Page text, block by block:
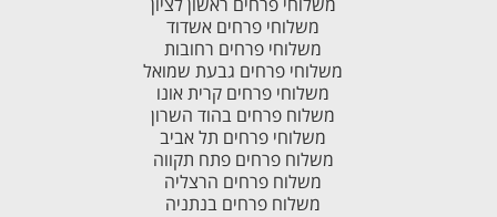
משלוחי פרחים אשדוד
משלוחי פרחים רחובות
משלוחי פרחים גבעת שמואל
משלוחי פרחים קרית אונו
משלוח פרחים בהוד השרון
משלוחי פרחים תל אביב
משלוח פרחים פתח תקווה
משלוח פרחים הרצליה
משלוח פרחים בנתניה